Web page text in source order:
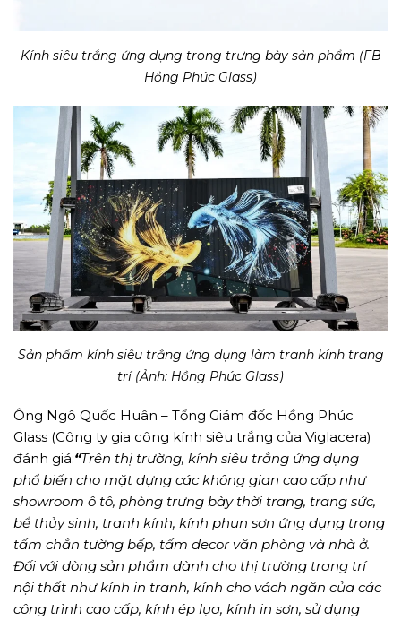
Kính siêu trắng ứng dụng trong trưng bày sản phẩm (FB
Hồng Phúc Glass)
Sản phẩm kính siêu trắng ứng dụng làm tranh kính trang
trí (Ảnh: Hồng Phúc Glass)
Ông Ngô Quốc Huân – Tổng Giám đốc Hồng Phúc
Glass (Công ty gia công kính siêu trắng của Viglacera)
đánh giá:“Trên thị trường, kính siêu trắng ứng dụng
phổ biến cho mặt dựng các không gian cao cấp như
showroom ô tô, phòng trưng bày thời trang, trang sức,
bể thủy sinh, tranh kính, kính phun sơn ứng dụng trong
tấm chắn tường bếp, tấm decor văn phòng và nhà ở.
Đối với dòng sản phẩm dành cho thị trường trang trí
nội thất như kính in tranh, kính cho vách ngăn của các
công trình cao cấp, kính ép lụa, kính in sơn, sử dụng